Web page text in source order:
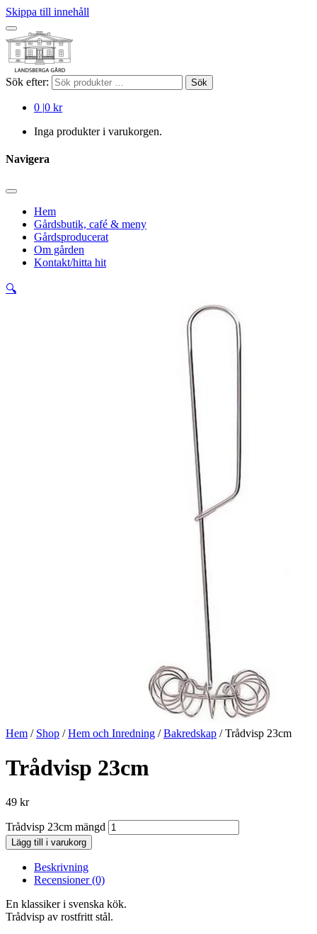
Skippa till innehåll
Sök efter: Sök
0 |0 kr
Inga produkter i varukorgen.
Navigera
Hem
Gårdsbutik, café & meny
Gårdsproducerat
Om gården
Kontakt/hitta hit
🔍
Hem / Shop /Hem och Inredning /Bakredskap / Trådvisp 23cm
Trådvisp 23cm
49 kr
Trådvisp 23cm mängd
Lägg till i varukorg
Beskrivning
Recensioner (0)
En klassiker i svenska kök.
Trådvisp av rostfritt stål.